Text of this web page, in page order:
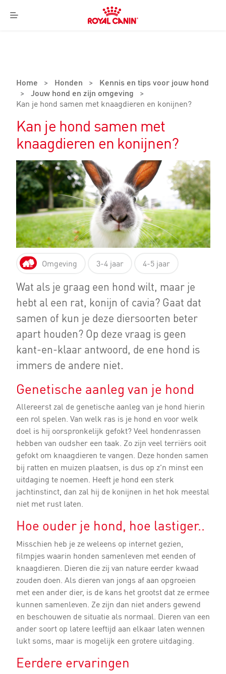
Menu
Royal
Canin
Home > Honden >
Kennis en tips voor jouw hond
> Jouw hond en zijn omgeving
>
Kan je hond samen met knaagdieren en konijnen?
Kan je hond samen met
knaagdieren en konijnen?
Omgeving 3-4 jaar 4-5 jaar
Wat als je graag een hond wilt, maar je
hebt al een rat, konijn of cavia? Gaat dat
samen of kun je deze diersoorten beter
apart houden? Op deze vraag is geen
kant-en-klaar antwoord, de ene hond is
immers de andere niet.
Genetische aanleg van je hond
Allereerst zal de genetische aanleg van je hond hierin
een rol spelen. Van welk ras is je hond en voor welk
doel is hij oorspronkelijk gefokt? Veel hondenrassen
hebben van oudsher een taak. Zo zijn veel terriërs ooit
gefokt om knaagdieren te vangen. Deze honden samen
bij ratten en muizen plaatsen, is dus op z'n minst een
uitdaging te noemen. Heeft je hond een sterk
jachtinstinct, dan zal hij de konijnen in het hok meestal
niet met rust laten.
Hoe ouder je hond, hoe lastiger..
Misschien heb je ze weleens op internet gezien,
filmpjes waarin honden samenleven met eenden of
knaagdieren. Dieren die zij van nature eerder kwaad
zouden doen. Als dieren van jongs af aan opgroeien
met een ander dier, is de kans het grootst dat ze ermee
kunnen samenleven. Ze zijn dan niet anders gewend
en beschouwen de situatie als normaal. Dieren van een
ander soort op latere leeftijd aan elkaar laten wennen
lukt soms, maar is mogelijk een grotere uitdaging.
Eerdere ervaringen